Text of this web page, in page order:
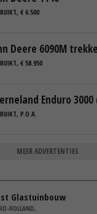
€ 6.500
Deere 6090M
€ 58.950
Enduro 3000
P.O.A.
MEER ADVERTENTIES
Glastuinbouw
HOLLAND,